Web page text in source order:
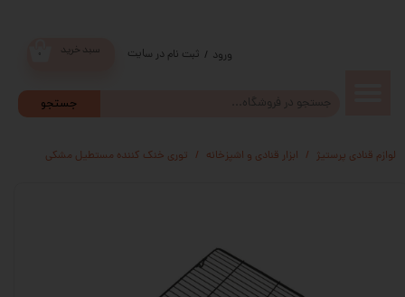
جستجو
سبد خرید ورود / ثبت نام در سایت
سفارشات
لوازم قنادی پرستیژ ابزار قنادی و اشپزخانه توری خنک کننده مستطیل مشکی